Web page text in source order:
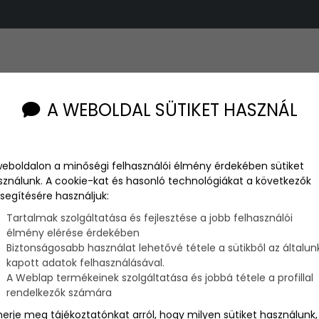
kapcsolatban felmerülhet.
A WEBOLDAL SÜTIKET HASZNÁL
a minőségi felhasználói élmény érdekében sütiket
A cookie-kat és hasonló technológiákat a következők
használjuk:
Tartalmak szolgáltatása és fejlesztése a jobb felhasználói
élmény elérése érdekében
Biztonságosabb használat lehetővé tétele a sütikből az
kapott adatok felhasználásával.
A Weblap termékeinek szolgáltatása és jobbá tétele a profillal
rendelkezők számára
meg tájékoztatónkat arról, hogy milyen sütiket használunk,